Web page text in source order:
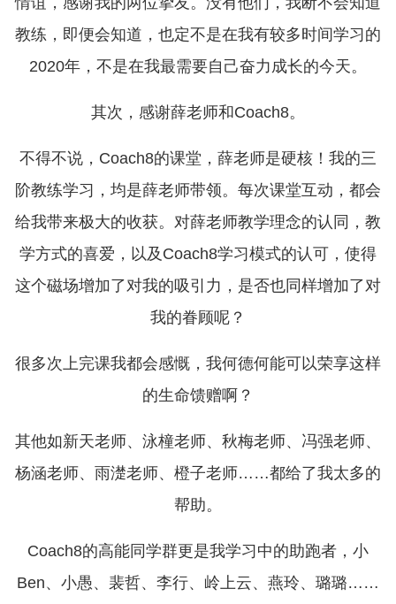
教练，即便会知道，也定不是在我有较多时间学习的
2020年，不是在我最需要自己奋力成长的今天。
其次，感谢薛老师和Coach8。
不得不说，Coach8的课堂，薛老师是硬核！我的三
阶教练学习，均是薛老师带领。每次课堂互动，都会
给我带来极大的收获。对薛老师教学理念的认同，教
学方式的喜爱，以及Coach8学习模式的认可，使得
这个磁场增加了对我的吸引力，是否也同样增加了对
我的眷顾呢？
很多次上完课我都会感慨，我何德何能可以荣享这样
的生命馈赠啊？
其他如新天老师、泳橦老师、秋梅老师、冯强老师、
杨涵老师、雨濋老师、橙子老师……都给了我太多的
帮助。
Coach8的高能同学群更是我学习中的助跑者，小
Ben、小愚、裴哲、李行、岭上云、燕玲、璐璐……